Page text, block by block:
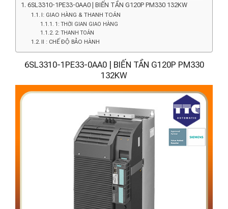
6SL3310-1PE33-0AA0 | BIẾN TẦN G120P PM330 132KW
I: GIAO HÀNG & THANH TOÁN
1: THỜI GIAN GIAO HÀNG
2: THANH TOÁN
II : CHẾ ĐỘ BẢO HÀNH
6SL3310-1PE33-0AA0 | BIẾN TẦN G120P PM330
132KW